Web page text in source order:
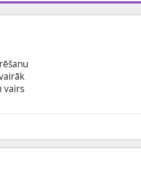
vairs
ar